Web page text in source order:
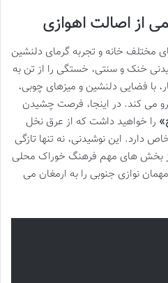
از اصالت اهوازی
خانه و تجربه گرمای دلنشین
خنک و سنتی، خستگی را از تن به
با فضایی دلنشین و میزهای چوبی،
می کند. در اینجا، فرصت چشیدن
را خواهید داشت که از عرق نخل
دارد. این نوشیدنی، نه تنها تازگی
بخش های مهم فرهنگ خوراک محلی
نوازی جنوبی را به ارمغان می